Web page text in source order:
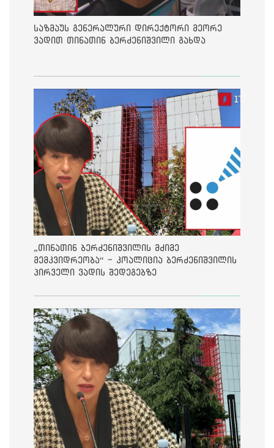
საზმაუს გენერალური დირექტორი მეორე
ვადით თინათინ ბერძენიშვილი გახდა
„თინათინ ბერძენიშვილის მძიმე
მემკვიდრეობა“ - კოალიცია ბერძენიშვილის
პირველი ვადის შედეგებზე